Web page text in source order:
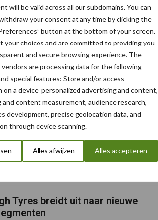
will be valid across all our subdomains. You can
your consent at any time by clicking the
button at the bottom of your screen.
your choices and are committed to providing you
and secure browsing experience. The
are processing data for the following
special features: Store and/or access
on a device, personalized advertising and content,
and content measurement, audience research,
development, precise geolocation data, and
through device scanning.
Alles afwijzen Alles accepteren
Tyres breidt uit naar nieuwe